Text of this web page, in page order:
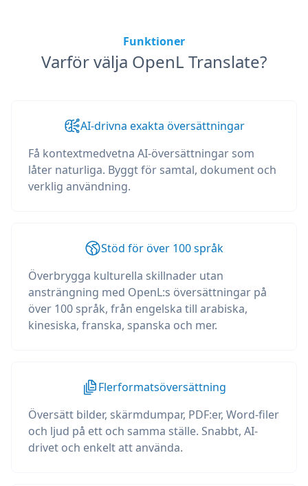
Funktioner
Varför välja OpenL Translate?
AI-drivna exakta översättningar
Få kontextmedvetna AI-översättningar som
låter naturliga. Byggt för samtal, dokument och
verklig användning.
Stöd för över 100 språk
Överbrygga kulturella skillnader utan
ansträngning med OpenL:s översättningar på
över 100 språk, från engelska till arabiska,
kinesiska, franska, spanska och mer.
Flerformatsöversättning
Översätt bilder, skärmdumpar, PDF:er, Word-filer
och ljud på ett och samma ställe. Snabbt, AI-
drivet och enkelt att använda.